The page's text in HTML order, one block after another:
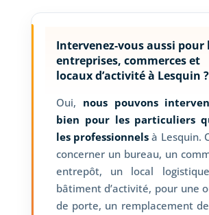
Intervenez-vous aussi pour
entreprises, commerces et
locaux d’activité à Lesquin ?
Oui, nous pouvons
bien pour les particuliers
les professionnels à Lesquin.
concerner un bureau, un
entrepôt, un local
bâtiment d’activité, pour une
de porte, un remplacement